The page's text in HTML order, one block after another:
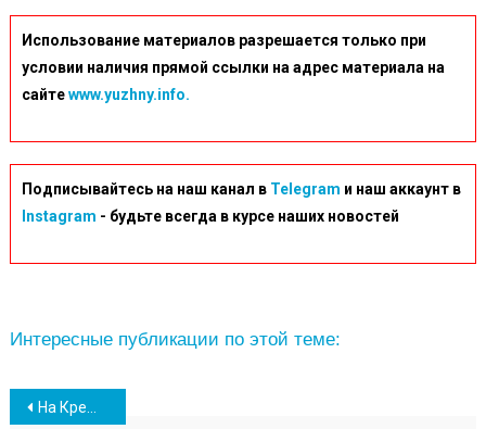
Использование материалов разрешается только при
условии наличия прямой ссылки на адрес материала на
сайтеwww.yuzhny.info.
Подписывайтесь на наш канал в Telegram и наш аккаунт в
Instagram - будьте всегда в курсе наших новостей
Интересные публикации по этой теме:
Навігація
На Крещение порт «Южный» приглашает всех желающих на базу отдыха «Лагуна»